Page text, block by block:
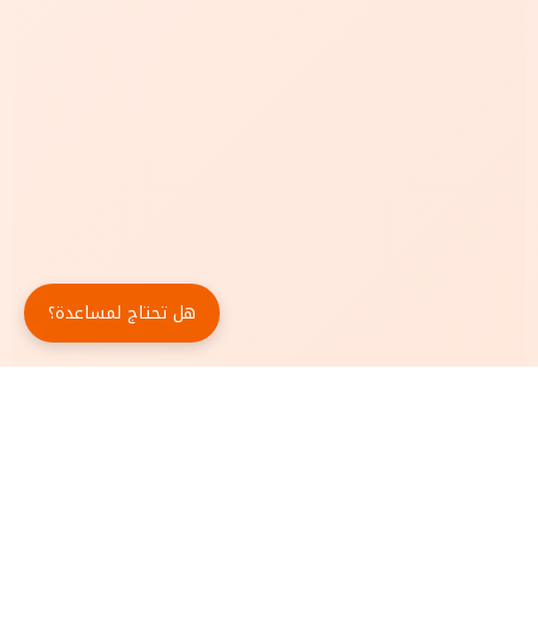
هل تحتاج لمساعدة؟